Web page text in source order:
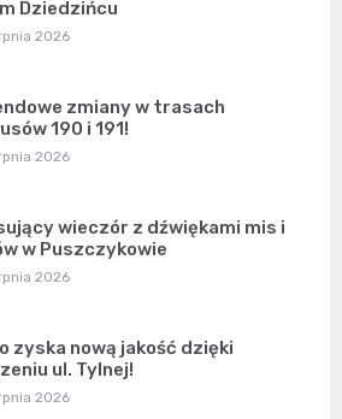
Dziedzińcu
2026
zmiany w trasach
190 i 191!
2026
wieczór z dźwiękami mis i
w Puszczykowie
2026
zyska nową jakość dzięki
ul. Tylnej!
2026